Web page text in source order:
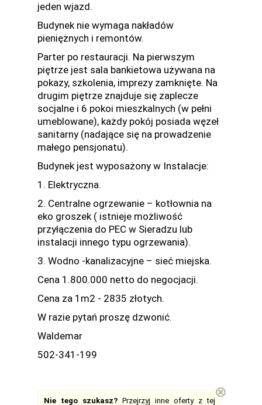
jeden wjazd.
Budynek nie wymaga nakładów
pieniężnych i remontów.
Parter po restauracji. Na pierwszym
piętrze jest sala bankietowa używana na
pokazy, szkolenia, imprezy zamknięte. Na
drugim piętrze znajduje się zaplecze
socjalne i 6 pokoi mieszkalnych (w pełni
umeblowane), każdy pokój posiada węzeł
sanitarny (nadające się na prowadzenie
małego pensjonatu).
Budynek jest wyposażony w Instalacje:
1. Elektryczna.
2. Centralne ogrzewanie – kotłownia na
eko groszek ( istnieje możliwość
przyłączenia do PEC w Sieradzu lub
instalacji innego typu ogrzewania).
3. Wodno -kanalizacyjne – sieć miejska.
Cena 1.800.000 netto do negocjacji.
Cena za 1m2 - 2835 złotych.
W razie pytań proszę dzwonić.
Waldemar
502-341-199
Nie tego szukasz? Przejrzyj inne oferty z tej
⊗